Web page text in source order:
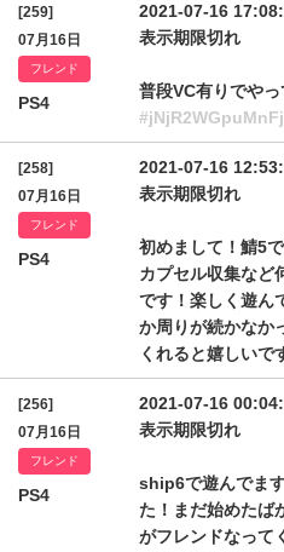
[259]
07月16日
フレンド
PS4
2021-07-16
表示期限切れ
普段VC有りでや
#jNjR2WGpuMnFj
[258]
07月16日
フレンド
PS4
2021-07-16
表示期限切れ
初めまして！鯖5
カプセル収集など
です！楽しく遊ん
か周りが続かなか
くれると嬉しいで
[256]
07月16日
フレンド
PS4
2021-07-16
表示期限切れ
ship6で遊んでま
た！まだ始めたば
がフレンドなって